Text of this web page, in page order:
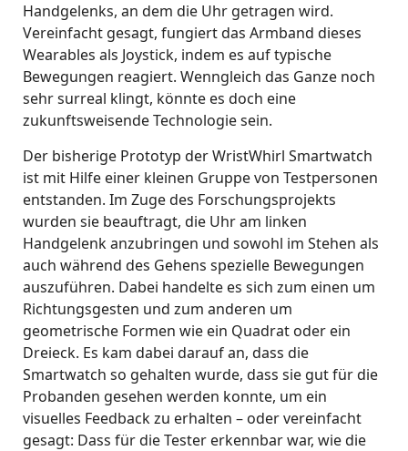
Handgelenks, an dem die Uhr getragen wird.
Vereinfacht gesagt, fungiert das Armband dieses
Wearables als Joystick, indem es auf typische
Bewegungen reagiert. Wenngleich das Ganze noch
sehr surreal klingt, könnte es doch eine
zukunftsweisende Technologie sein.
Der bisherige Prototyp der WristWhirl Smartwatch
ist mit Hilfe einer kleinen Gruppe von Testpersonen
entstanden. Im Zuge des Forschungsprojekts
wurden sie beauftragt, die Uhr am linken
Handgelenk anzubringen und sowohl im Stehen als
auch während des Gehens spezielle Bewegungen
auszuführen. Dabei handelte es sich zum einen um
Richtungsgesten und zum anderen um
geometrische Formen wie ein Quadrat oder ein
Dreieck. Es kam dabei darauf an, dass die
Smartwatch so gehalten wurde, dass sie gut für die
Probanden gesehen werden konnte, um ein
visuelles Feedback zu erhalten – oder vereinfacht
gesagt: Dass für die Tester erkennbar war, wie die